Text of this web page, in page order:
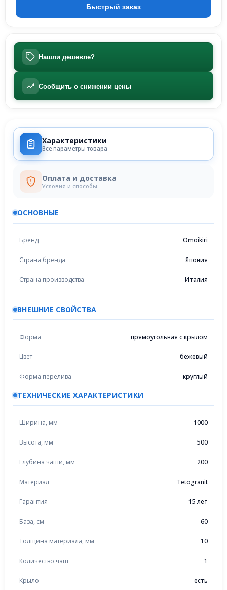
Нашли дешевле?
Сообщить о снижении цены
Характеристики
Все параметры товара
Оплата и доставка
Условия и способы
ОСНОВНЫЕ
Бренд Omoikiri
Страна бренда Япония
Страна производства Италия
ВНЕШНИЕ СВОЙСТВА
Форма прямоугольная с крылом
Цвет бежевый
Форма перелива круглый
ТЕХНИЧЕСКИЕ ХАРАКТЕРИСТИКИ
Ширина, мм 1000
Высота, мм 500
Глубина чаши, мм 200
Материал Tetogranit
Гарантия 15 лет
База, см 60
Толщина материала, мм 10
Количество чаш 1
Крыло есть